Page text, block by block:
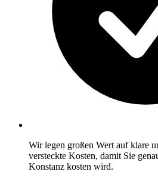
Wir legen großen Wert auf klare
versteckte Kosten, damit Sie
Konstanz kosten wird.